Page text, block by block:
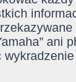
ani